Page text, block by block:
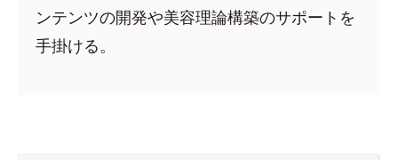
ンテンツの開発や美容理論構築のサポートを
手掛ける。